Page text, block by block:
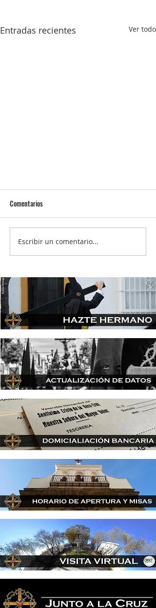
Entradas recientes Ver todo
Misa Pro Defunctis | Oración por los
hermanos fallecidos con el recuerdo a
los reorganizadores
Comentarios
Escribir un comentario...